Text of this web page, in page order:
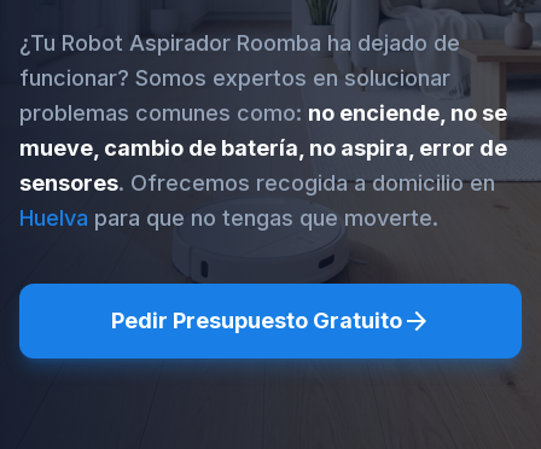
¿Tu Robot Aspirador Roomba ha dejado de
funcionar? Somos expertos en solucionar
problemas comunes como: no enciende, no se
mueve, cambio de batería, no aspira, error de
sensores. Ofrecemos recogida a domicilio en
Huelva para que no tengas que moverte.
Pedir Presupuesto Gratuitoarrow_forward